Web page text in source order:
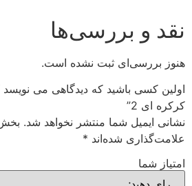
نقد و بررسی‌ها
هنوز بررسی‌ای ثبت نشده است.
اولین کسی باشید که دیدگاهی می
کرکره ای 2”
نشانی ایمیل شما منتشر نخواهد شد.
علامت‌گذاری شده‌اند *
امتیاز شما